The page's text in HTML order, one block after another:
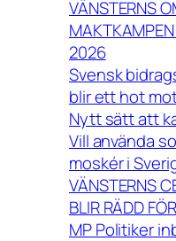
VÄNSTERNS
2026
Svensk
blir ett hot
Nytt sätt att
Vill använda
moskér i
VÄNSTERNS
BLIR RÄDD
MP Politiker